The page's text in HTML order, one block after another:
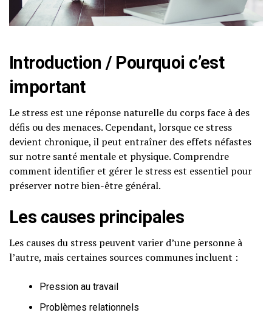
Introduction / Pourquoi c’est
important
Le stress est une réponse naturelle du corps face à des
défis ou des menaces. Cependant, lorsque ce stress
devient chronique, il peut entraîner des effets néfastes
sur notre santé mentale et physique. Comprendre
comment identifier et gérer le stress est essentiel pour
préserver notre bien-être général.
Les causes principales
Les causes du stress peuvent varier d’une personne à
l’autre, mais certaines sources communes incluent :
Pression au travail
Problèmes relationnels